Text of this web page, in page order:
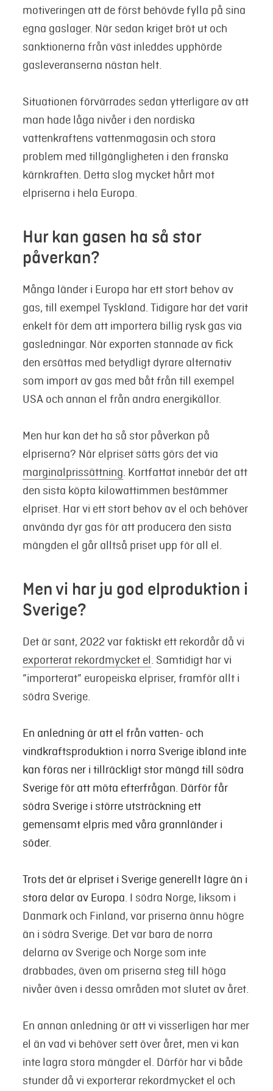
motiveringen att de först behövde fylla på sina
egna gaslager. När sedan kriget bröt ut och
sanktionerna från väst inleddes upphörde
gasleveranserna nästan helt.
Situationen förvärrades sedan ytterligare av att
man hade låga nivåer i den nordiska
vattenkraftens vattenmagasin och stora
problem med tillgängligheten i den franska
kärnkraften. Detta slog mycket hårt mot
elpriserna i hela Europa.
Hur kan gasen ha så stor
påverkan?
Många länder i Europa har ett stort behov av
gas, till exempel Tyskland. Tidigare har det varit
enkelt för dem att importera billig rysk gas via
gasledningar. När exporten stannade av fick
den ersättas med betydligt dyrare alternativ
som import av gas med båt från till exempel
USA och annan el från andra energikällor.
Men hur kan det ha så stor påverkan på
elpriserna? När elpriset sätts görs det via
marginalprissättning. Kortfattat innebär det att
den sista köpta kilowattimmen bestämmer
elpriset. Har vi ett stort behov av el och behöver
använda dyr gas för att producera den sista
mängden el går alltså priset upp för all el.
Men vi har ju god elproduktion i
Sverige?
Det är sant, 2022 var faktiskt ett rekordår då vi
exporterat rekordmycket el. Samtidigt har vi
”importerat” europeiska elpriser, framför allt i
södra Sverige.
En anledning är att el från vatten- och
vindkraftsproduktion i norra Sverige ibland inte
kan föras ner i tillräckligt stor mängd till södra
Sverige för att möta efterfrågan. Därför får
södra Sverige i större utsträckning ett
gemensamt elpris med våra grannländer i
söder.
Trots det är elpriset i Sverige generellt lägre än i
stora delar av Europa. I södra Norge, liksom i
Danmark och Finland, var priserna ännu högre
än i södra Sverige. Det var bara de norra
delarna av Sverige och Norge som inte
drabbades, även om priserna steg till höga
nivåer även i dessa områden mot slutet av året.
En annan anledning är att vi visserligen har mer
el än vad vi behöver sett över året, men vi kan
inte lagra stora mängder el. Därför har vi både
stunder då vi exporterar rekordmycket el och